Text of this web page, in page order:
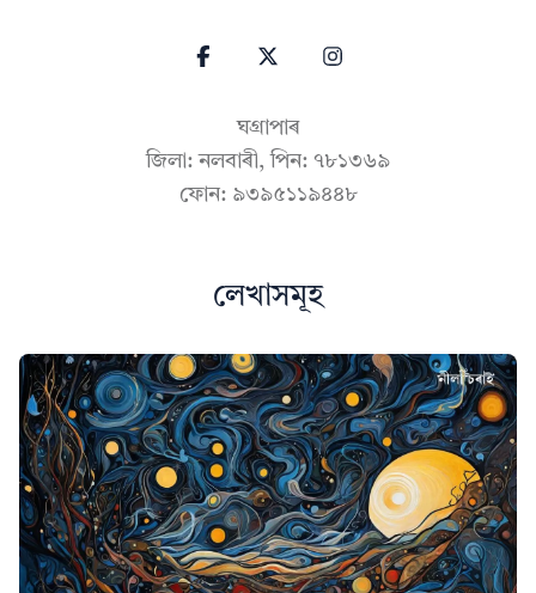
ঘগ্ৰাপাৰ
জিলা: নলবাৰী, পিন: ৭৮১৩৬৯
ফোন: ৯৩৯৫১১৯৪৪৮
লেখাসমূহ